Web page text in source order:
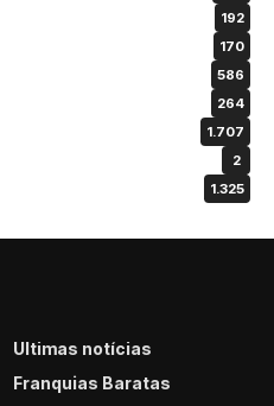
192
170
586
264
1.707
2
1.325
Últimas notícias
Franquias Baratas